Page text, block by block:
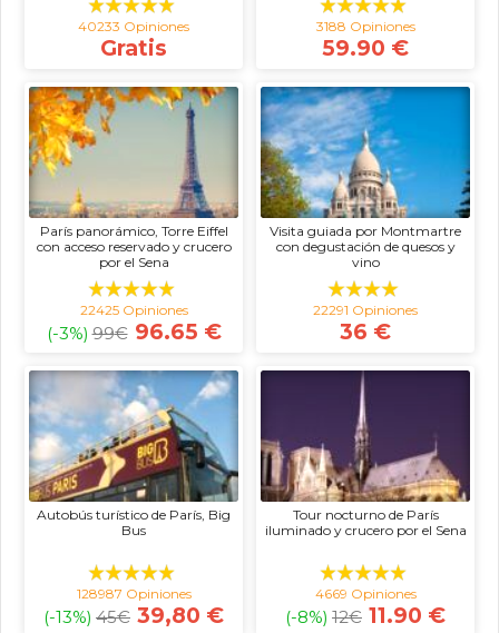
40233 Opiniones
Gratis
3188 Opiniones
59.90 €
París panorámico, Torre Eiffel
con acceso reservado y crucero
por el Sena
22425 Opiniones
(-3%) 99€ 96.65 €
Visita guiada por Montmartre
con degustación de quesos y
vino
22291 Opiniones
36 €
Autobús turístico de París, Big
Bus
128987 Opiniones
(-13%) 45€ 39,80 €
Tour nocturno de París
iluminado y crucero por el Sena
4669 Opiniones
(-8%) 12€ 11.90 €